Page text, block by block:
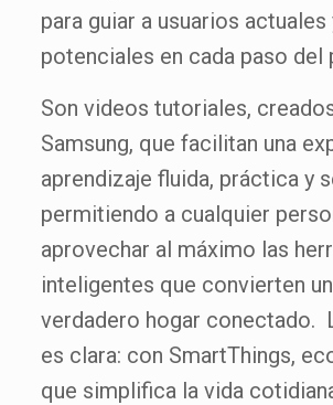
para guiar a usuarios actuales
potenciales en cada paso del
Son videos tutoriales,
Samsung, que facilitan una
aprendizaje fluida, práctica y
permitiendo a cualquier
aprovechar al máximo las
inteligentes que convierten
verdadero hogar conectado.
es clara: con SmartThings,
que simplifica la vida